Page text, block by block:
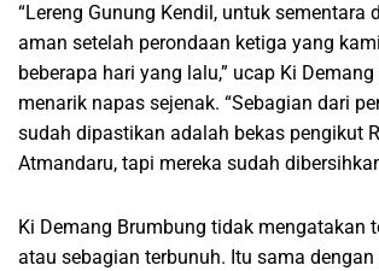
“Lereng Gunung Kendil, untuk sementara
aman setelah perondaan ketiga yang
beberapa hari yang lalu,” ucap Ki
menarik napas sejenak. “Sebagian dari
sudah dipastikan adalah bekas pengikut
Atmandaru, tapi mereka sudah
Ki Demang Brumbung tidak mengatakan
atau sebagian terbunuh. Itu sama